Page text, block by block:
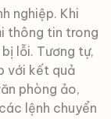
nghiệp. Khi
thông tin trong
lỗi. Tương tự,
với kết quả
phòng ảo,
lệnh chuyển